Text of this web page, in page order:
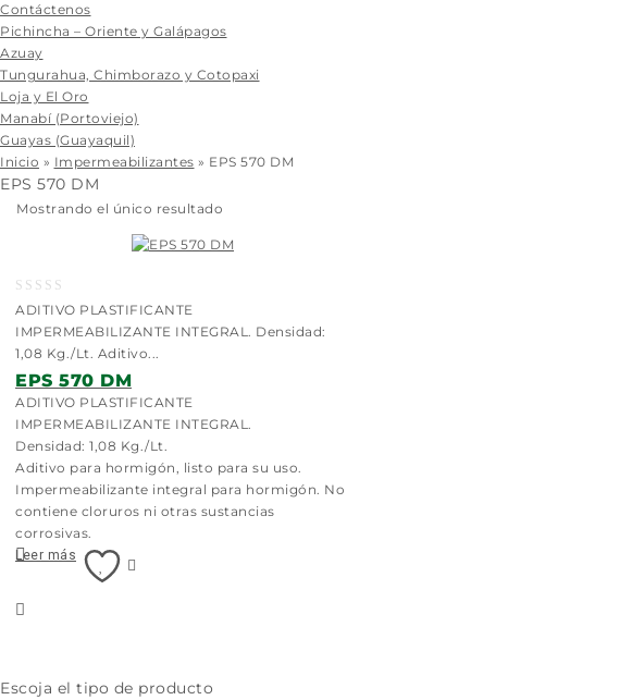
Contáctenos
Pichincha – Oriente y Galápagos
Azuay
Tungurahua, Chimborazo y Cotopaxi
Loja y El Oro
Manabí (Portoviejo)
Guayas (Guayaquil)
Inicio » Impermeabilizantes » EPS 570 DM
EPS 570 DM
Mostrando el único resultado
0
out
of
ADITIVO PLASTIFICANTE
IMPERMEABILIZANTE INTEGRAL. Densidad:
1,08 Kg./Lt. Aditivo...
EPS 570 DM
ADITIVO PLASTIFICANTE
IMPERMEABILIZANTE INTEGRAL.
Densidad: 1,08 Kg./Lt.
Aditivo para hormigón, listo para su uso.
Impermeabilizante integral para hormigón. No
contiene cloruros ni otras sustancias
corrosivas.
Leer más
Escoja el tipo de producto